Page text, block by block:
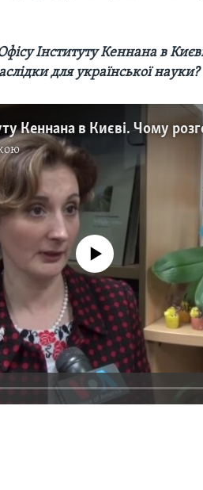
Інституту Кеннана в
для української науки?
media source currently